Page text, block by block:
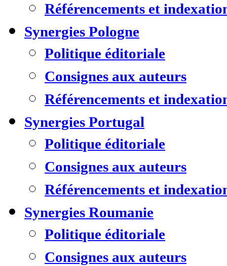
Référencements et
Synergies Pologne
Politique éditoriale
Consignes aux auteurs
Référencements et
Synergies Portugal
Politique éditoriale
Consignes aux auteurs
Référencements et
Synergies Roumanie
Politique éditoriale
Consignes aux auteurs